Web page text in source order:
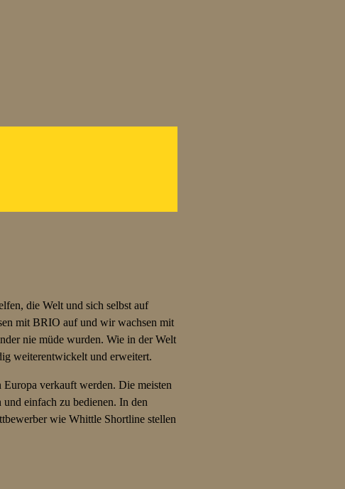
die Welt und sich selbst auf
mit BRIO auf und wir wachsen mit
nie müde wurden. Wie in der Welt
weiterentwickelt und erweitert.
verkauft werden. Die meisten
einfach zu bedienen. In den
wie Whittle Shortline stellen